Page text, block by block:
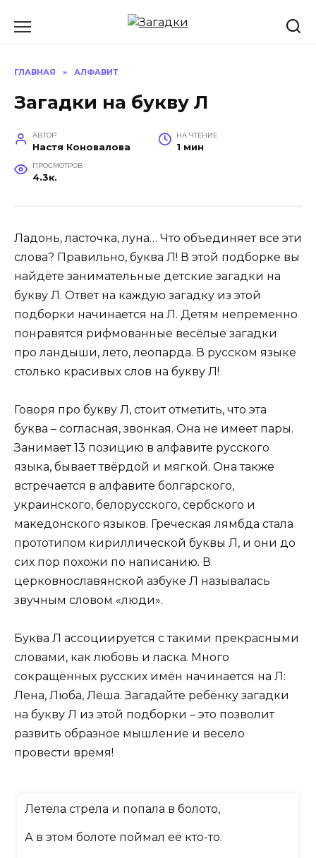
ГЛАВНАЯ » АЛФАВИТ
Загадки на букву Л
АВТОР
Настя Коновалова
НА ЧТЕНИЕ
1 мин
ПРОСМОТРОВ
4.3к.
Ладонь, ласточка, луна… Что объединяет все эти
слова? Правильно, буква Л! В этой подборке вы
найдёте занимательные детские загадки на
букву Л. Ответ на каждую загадку из этой
подборки начинается на Л. Детям непременно
понравятся рифмованные весёлые загадки
про ландыши, лето, леопарда. В русском языке
столько красивых слов на букву Л!
Говоря про букву Л, стоит отметить, что эта
буква – согласная, звонкая. Она не имеет пары.
Занимает 13 позицию в алфавите русского
языка, бывает твёрдой и мягкой. Она также
встречается в алфавите болгарского,
украинского, белорусского, сербского и
македонского языков. Греческая лямбда стала
прототипом кириллической буквы Л, и они до
сих пор похожи по написанию. В
церковнославянской азбуке Л называлась
звучным словом «люди».
Буква Л ассоциируется с такими прекрасными
словами, как любовь и ласка. Много
сокращённых русских имён начинается на Л:
Лена, Люба, Лёша. Загадайте ребёнку загадки
на букву Л из этой подборки – это позволит
развить образное мышление и весело
провести время!
Летела стрела и попала в болото,
А в этом болоте поймал её кто-то.